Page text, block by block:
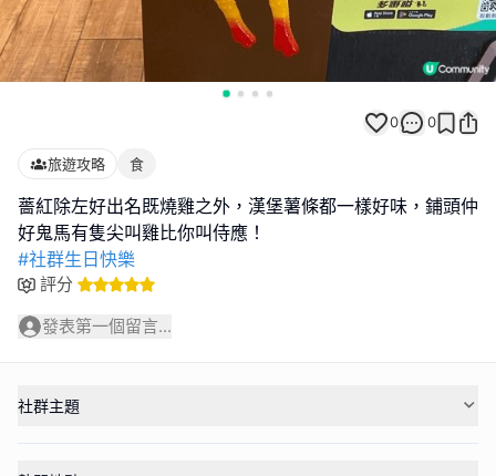
0 0
旅遊攻略 食
薔紅除左好出名既燒雞之外，漢堡薯條都一樣好味，鋪頭仲
#社群生日快樂
評分
發表第一個留言...
社群主題